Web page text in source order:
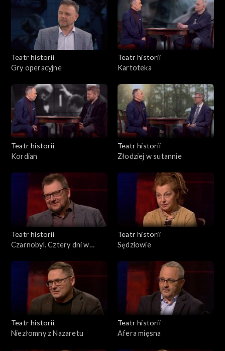
Teatr historii
Gry operacyjne
Teatr historii
Kartoteka
Teatr historii
Kordian
Teatr historii
Złodziej w sutannie
Teatr historii
Czarnobyl. Cztery dni w
Teatr historii
Sędziowie
Teatr historii
Niezłomny z Nazaretu
Teatr historii
Afera mięsna